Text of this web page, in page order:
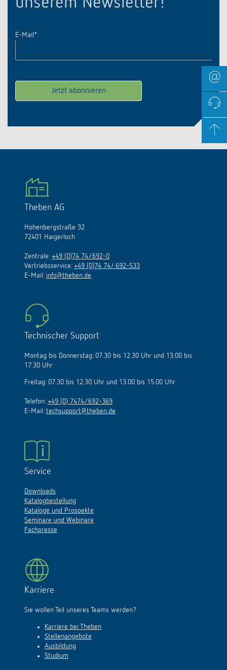
E-Mail *
Theben AG
Hohenbergstraße 32
72401 Haigerloch
Zentrale: +49 (0)74 74/692-0
Vertriebsservice: +49 (0)74 74/ 692-533
E-Mail: info@theben.de
Technischer Support
Montag bis Donnerstag: 07.30 bis 12.30 Uhr und 13.00 bis
17.30 Uhr
Freitag: 07.30 bis 12.30 Uhr und 13.00 bis 15.00 Uhr
Telefon: +49 (0) 7474/692-369
E-Mail: techsupport@theben.de
Service
Downloads
Katalogbestellung
Kataloge und Prospekte
Seminare und Webinare
Fachpresse
Karriere
Sie wollen Teil unseres Teams werden?
Karriere bei Theben
Stellenangebote
Ausbildung
Studium